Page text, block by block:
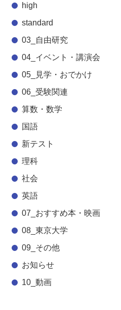
high
standard
03_自由研究
04_イベント・講演会
05_見学・おでかけ
06_受験関連
算数・数学
国語
新テスト
理科
社会
英語
07_おすすめ本・映画
08_東京大学
09_その他
お知らせ
10_動画